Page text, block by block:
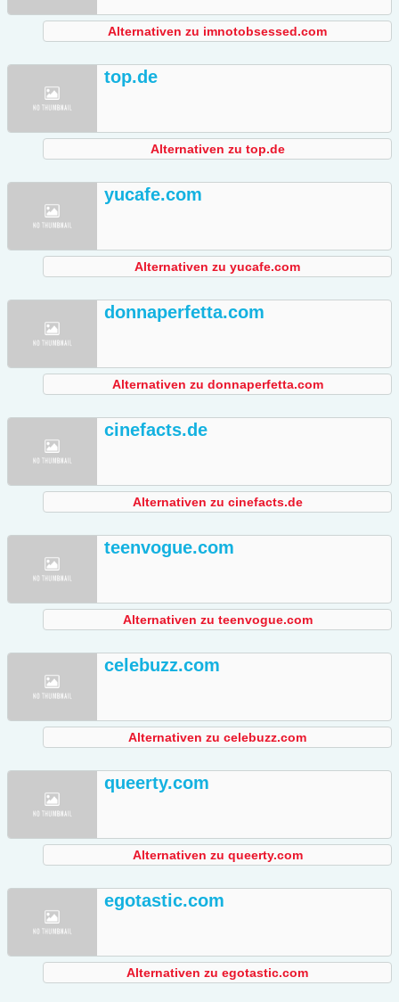
Alternativen zu imnotobsessed.com
top.de
Alternativen zu top.de
yucafe.com
Alternativen zu yucafe.com
donnaperfetta.com
Alternativen zu donnaperfetta.com
cinefacts.de
Alternativen zu cinefacts.de
teenvogue.com
Alternativen zu teenvogue.com
celebuzz.com
Alternativen zu celebuzz.com
queerty.com
Alternativen zu queerty.com
egotastic.com
Alternativen zu egotastic.com